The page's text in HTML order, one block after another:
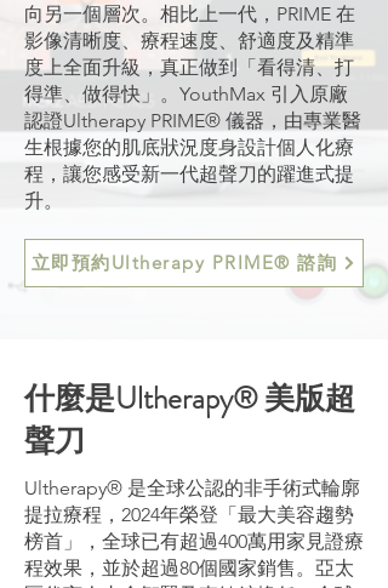
向另一個層次。相比上一代，PRIME 在
影像清晰度、療程速度、舒適度及精準
度上全面升級，真正做到「看得清、打
得準、做得快」。YouthMax 引入原廠
認證Ultherapy PRIME® 儀器，由專業醫
生根據您的肌底狀況度身設計個人化療
程，讓您感受新一代超聲刀的躍進式提
升。
立即預約Ultherapy PRIME® 諮詢
什麼是Ultherapy® 美版超
聲刀
Ultherapy® 是全球公認的非手術式輪廓
提拉療程，2024年榮登「最大美容趨勢
榜首」，全球已有超過400萬用家見證療
程效果，並於超過80個國家銷售。亞太